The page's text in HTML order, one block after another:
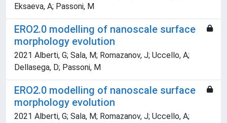
Eksaeva, A; Passoni, M
ERO2.0 modelling of nanoscale surface
morphology evolution
2021 Alberti, G; Sala, M; Romazanov, J; Uccello, A;
Dellasega, D; Passoni, M
ERO2.0 modelling of nanoscale surface
morphology evolution
2021 Alberti, G; Sala, M; Romazanov, J; Uccello, A;